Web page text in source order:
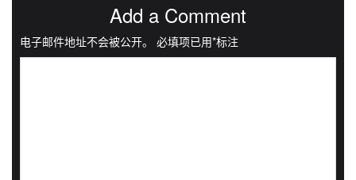
Add a Comment
电子邮件地址不会被公开。 必填项已用*标注